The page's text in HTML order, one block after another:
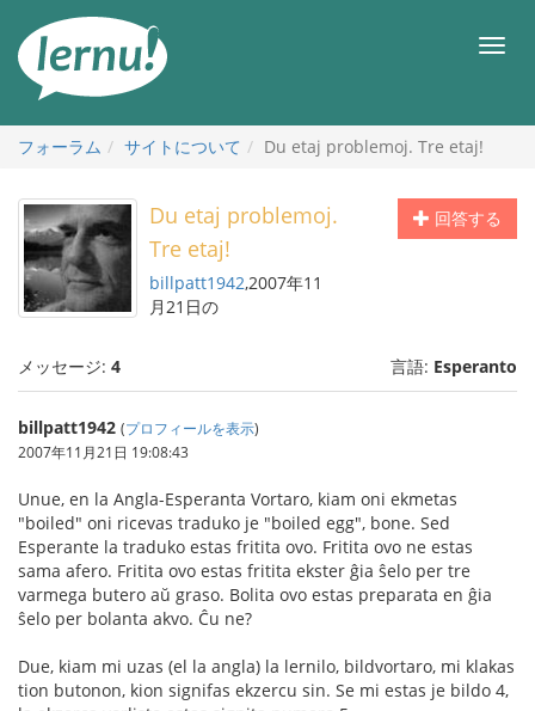
メ
フォーラム
サイトについて Du etaj problemoj. Tre etaj!
回答する
Du etaj problemoj.
Tre etaj!
billpatt1942,2007年11
月21日の
メッセージ: 4 言語: Esperanto
billpatt1942 (プロフィールを表示)
2007年11月21日 19:08:43
Unue, en la Angla-Esperanta Vortaro, kiam oni ekmetas
"boiled" oni ricevas traduko je "boiled egg", bone. Sed
Esperante la traduko estas fritita ovo. Fritita ovo ne estas
sama afero. Fritita ovo estas fritita ekster ĝia ŝelo per tre
varmega butero aŭ graso. Bolita ovo estas preparata en ĝia
ŝelo per bolanta akvo. Ĉu ne?
Due, kiam mi uzas (el la angla) la lernilo, bildvortaro, mi klakas
tion butonon, kion signifas ekzercu sin. Se mi estas je bildo 4,